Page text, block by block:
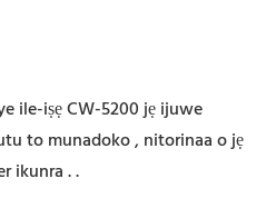
ile-iṣẹ CW-5200 jẹ ijuwe
to munadoko, nitorinaa o jẹ
ikunra..